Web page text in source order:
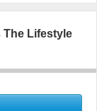
The Lifestyle